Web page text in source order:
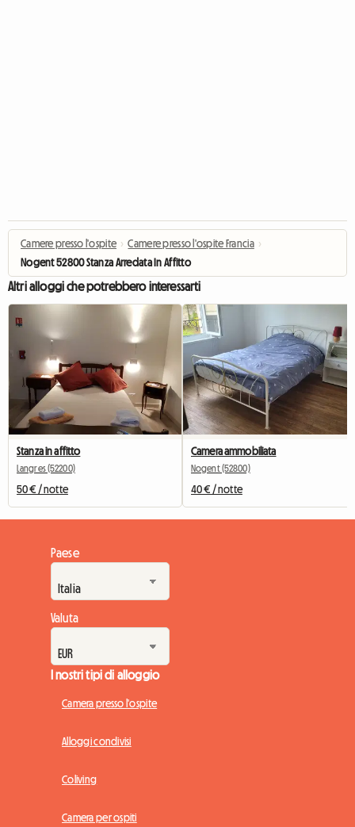
Camere presso l'ospite › Camere presso l'ospite Francia ›
Nogent 52800 Stanza Arredata In Affitto
Altri alloggi che potrebbero interessarti
Stanza in affitto
Langres (52200)
50 € / notte
Camera ammobiliata
Nogent (52800)
40 € / notte
Paese
Valuta
I nostri tipi di alloggio
Camera presso l'ospite
Alloggi condivisi
Coliving
Camera per ospiti